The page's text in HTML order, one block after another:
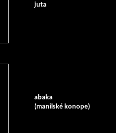
juta
abaka
(manilské konope)